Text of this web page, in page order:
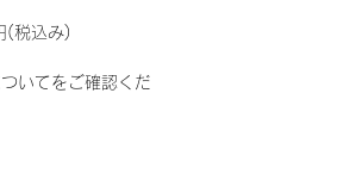
(税込み)
いてをご確認くだ